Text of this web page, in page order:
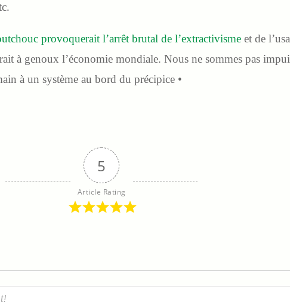
provoquerait l’arrêt brutal de l’extractivisme et de
à genoux l’économie mondiale. Nous ne sommes pas
à un système au bord du précipice •
5
Article Rating